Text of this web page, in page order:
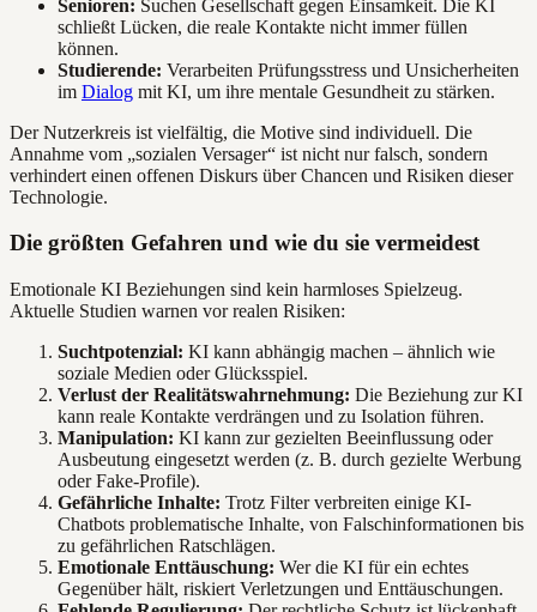
Senioren: Suchen Gesellschaft gegen Einsamkeit. Die KI
schließt Lücken, die reale Kontakte nicht immer füllen
können.
Studierende: Verarbeiten Prüfungsstress und Unsicherheiten
im Dialog mit KI, um ihre mentale Gesundheit zu stärken.
Der Nutzerkreis ist vielfältig, die Motive sind individuell. Die
Annahme vom „sozialen Versager“ ist nicht nur falsch, sondern
verhindert einen offenen Diskurs über Chancen und Risiken dieser
Technologie.
Die größten Gefahren und wie du sie vermeidest
Emotionale KI Beziehungen sind kein harmloses Spielzeug.
Aktuelle Studien warnen vor realen Risiken:
Suchtpotenzial: KI kann abhängig machen – ähnlich wie
soziale Medien oder Glücksspiel.
Verlust der Realitätswahrnehmung: Die Beziehung zur KI
kann reale Kontakte verdrängen und zu Isolation führen.
Manipulation: KI kann zur gezielten Beeinflussung oder
Ausbeutung eingesetzt werden (z. B. durch gezielte Werbung
oder Fake-Profile).
Gefährliche Inhalte: Trotz Filter verbreiten einige KI-
Chatbots problematische Inhalte, von Falschinformationen bis
zu gefährlichen Ratschlägen.
Emotionale Enttäuschung: Wer die KI für ein echtes
Gegenüber hält, riskiert Verletzungen und Enttäuschungen.